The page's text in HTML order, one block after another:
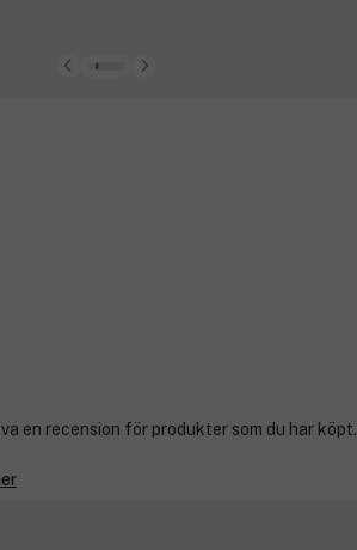
en recension för produkter som du har köpt.